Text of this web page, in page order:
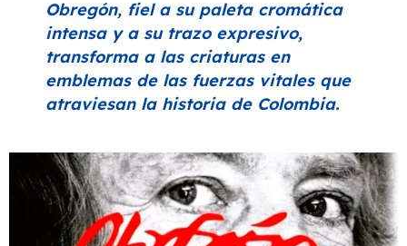
Obregón, fiel a su paleta cromática
intensa y a su trazo expresivo,
transforma a las criaturas en
emblemas de las fuerzas vitales que
atraviesan la historia de Colombia.